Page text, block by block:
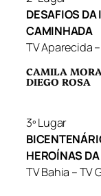
DESAFIOS DA
CAMINHADA
TV Aparecida
CAMILA
DIEGO ROSA
3º Lugar
HEROÍNAS
TV Bahia – TV